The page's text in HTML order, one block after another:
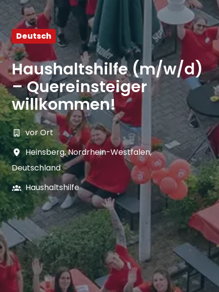
Deutsch
Haushaltshilfe (m/w/d)
– Quereinsteiger
willkommen!
vor Ort
Heinsberg,Nordrhein-Westfalen,
Deutschland
Haushaltshilfe